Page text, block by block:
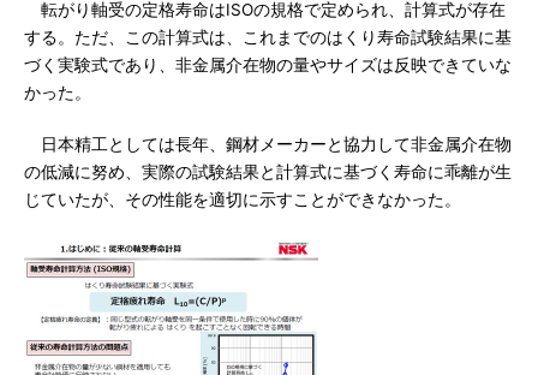
転がり軸受の定格寿命はISOの規格で定められ、計算式が存在
する。ただ、この計算式は、これまでのはくり寿命試験結果に基
づく実験式であり、非金属介在物の量やサイズは反映できていな
かった。
日本精工としては長年、鋼材メーカーと協力して非金属介在物
の低減に努め、実際の試験結果と計算式に基づく寿命に乖離が生
じていたが、その性能を適切に示すことができなかった。